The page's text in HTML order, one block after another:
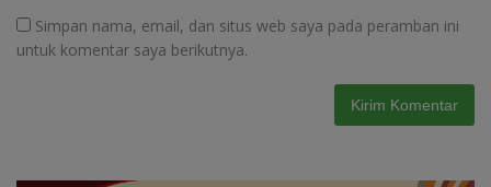
Simpan nama, email, dan situs web saya pada peramban ini
untuk komentar saya berikutnya.